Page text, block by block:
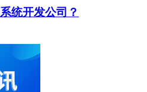
统开发公司？